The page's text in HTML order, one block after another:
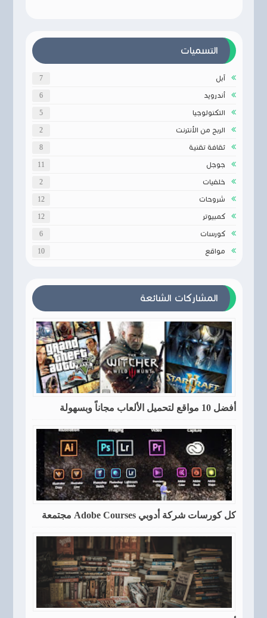
التسميات
آبل 7
أندرويد 6
التكنولوجيا 5
الربح من الأنترنت 2
ثقافة تقنية 8
جوجل 11
خلفيات 2
شروحات 12
كمبيوتر 12
كورسات 6
مواقع 10
المشاركات الشائعة
أفضل 10 مواقع لتحميل الألعاب مجاناً وبسهولة
كل كورسات شركة أدوبي Adobe Courses مجتمعة